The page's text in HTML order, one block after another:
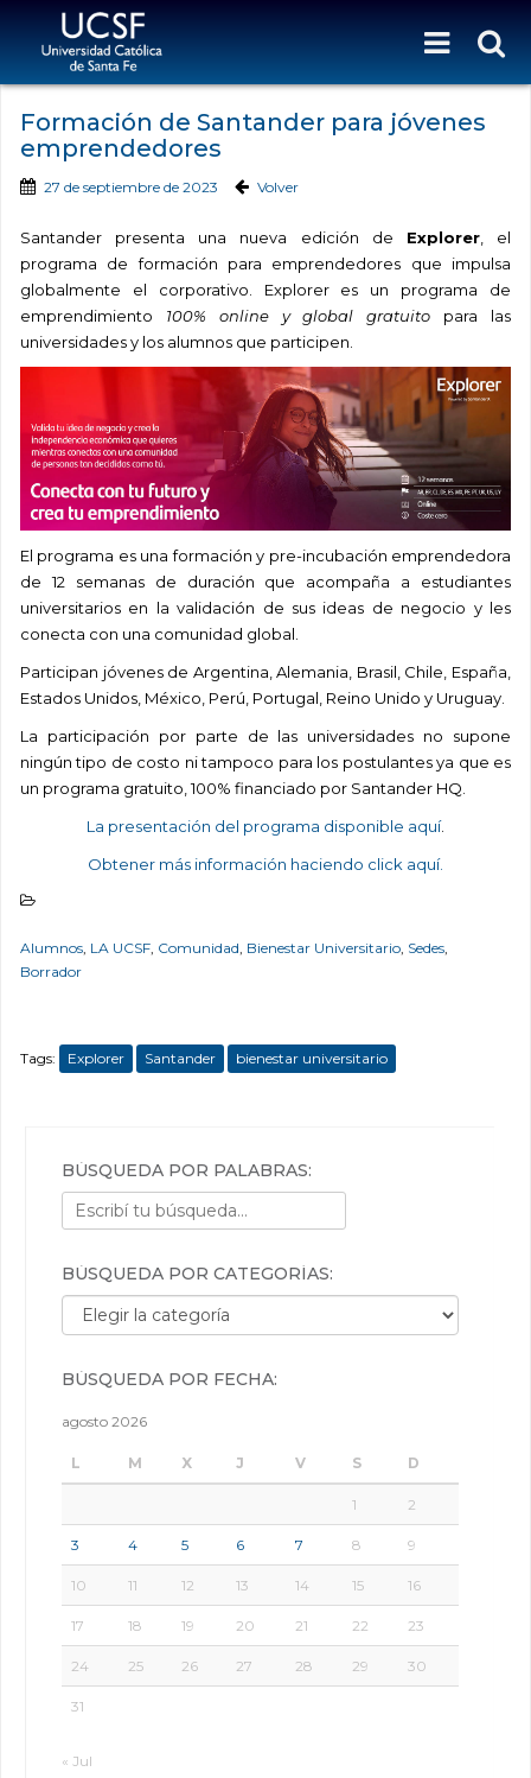
Formación de Santander para jóvenes
emprendedores
27 de septiembre de 2023 Volver
Santander presenta una nueva edición de Explorer, el
programa de formación para emprendedores que impulsa
globalmente el corporativo. Explorer es un programa de
emprendimiento 100% online y global gratuito para las
universidades y los alumnos que participen.
El programa es unaformación y pre-incubación emprendedora
de 12 semanas de duración que acompaña a estudiantes
universitarios en la validación de sus ideas de negocio y les
conecta con una comunidad global.
Participan jóvenes de Argentina, Alemania, Brasil, Chile, España,
Estados Unidos, México, Perú, Portugal, Reino Unido y Uruguay.
La participación por parte de las universidades no supone
ningún tipo de costo ni tampoco para los postulantes ya que es
un programa gratuito, 100% financiado por Santander HQ.
La presentación del programa disponible aquí.
Obtener más información haciendo click aquí.
Alumnos, LA UCSF, Comunidad, Bienestar Universitario, Sedes,
Borrador
Tags: Explorer Santander bienestar universitario
BÚSQUEDA POR PALABRAS:
BÚSQUEDA POR CATEGORÍAS:
Búsqueda por categorías:
BÚSQUEDA POR FECHA:
agosto 2026
L M X J V S D
1 2
3 4 5 6 7 8 9
10 11 12 13 14 15 16
17 18 19 20 21 22 23
24 25 26 27 28 29 30
31
« Jul